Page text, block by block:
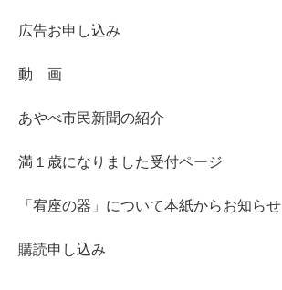
広告お申し込み
動 画
あやべ市民新聞の紹介
満１歳になりました受付ページ
「宥座の器」について本紙からお知らせ
購読申し込み